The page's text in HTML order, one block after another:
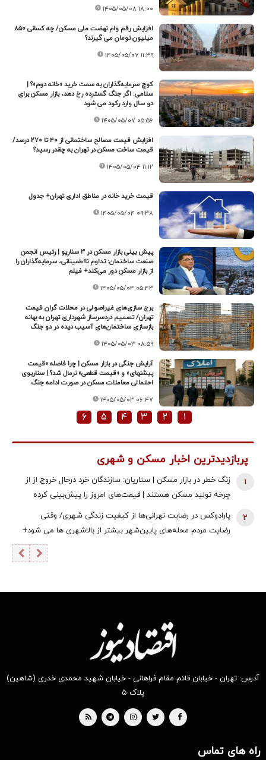
۱۴۰۵/۰۵/۰۸ ۱۸:۰۰
افزایش رقم وام نهضت ملی مسکن/ چه کسانی ۸۵۰
میلیون تومان می گیرند؟
۱۴۰۵/۰۵/۰۷ ۱۱:۳۹
کوچ سرمایه‌گذاران به سمت خرید «خانه دوم»؟ |
سلامی: اگر جنگ گسترده رخ دهد، بازار مسکن برای
دو سال وارد رکود می شود
۱۴۰۵/۰۵/۰۷ ۰۵:۵۶
افزایش قیمت مصالح ساختمانی از ۴۰ تا ۲۷۰ درصد/
قیمت ساخت مسکن در تهران به چقدر رسید؟
۱۴۰۵/۰۵/۰۴ ۱۱:۱۲
قیمت خرید خانه در مناطق اداری تهران+ جدول
۱۴۰۵/۰۵/۰۴ ۰۹:۳۸
پیش بینی بازار مسکن در ۳ سناریو | رئیس انجمن
صنعت ساختمان: تداوم نااطمینانی، سرمایه‌گذاران را
از بازار مسکن دور می‌کند+ فیلم
۱۴۰۵/۰۵/۰۴ ۰۵:۴۳
برج سازی‌های غیراصولی در محلات گران قیمت
تهران/ تصمیم دردسرساز شهرداری تهران به بهانه
بازسازی ساختمان‌های آسیب دیده در دو جنگ
۱۴۰۵/۰۵/۰۳ ۰۸:۵۹
آرایش جنگی در بازار مسکن | چرا فاصله «قیمت‌
پیشنهای» و «قیمت‌ قطعی» نرمال شد؟ | سناریوی
احتمالی معاملات مسکن در صورت ادامه جنگ
۱۴۰۵/۰۵/۰۳ ۰۶:۴۷
۱ ۲ ۳ ۴ ۵ ۶
پربازدیدترین اخبار مسکن و شهری
زنگ خطر در بازار مسکن | ستاریان: سازندگان خرد درحال خروج از از
چرخه تولید مسکن هستند | قیمت‌های امروز را پیش‌بینی کرده
بودیم اما ...
1
پارادوکس در رضایت تهرانی‌ها از کیفیت‌ زندگی‌ شهری/ وقتی
رضایت مردم محله‌های پایین‌شهر بیشتر از بالاشهری ها می شود+
2
آدرس: تهران - خیابان قائم مقام فراهانی - خیابان شهید محمدی خدری (شاهین)
پلاک ۵
راه های تماس